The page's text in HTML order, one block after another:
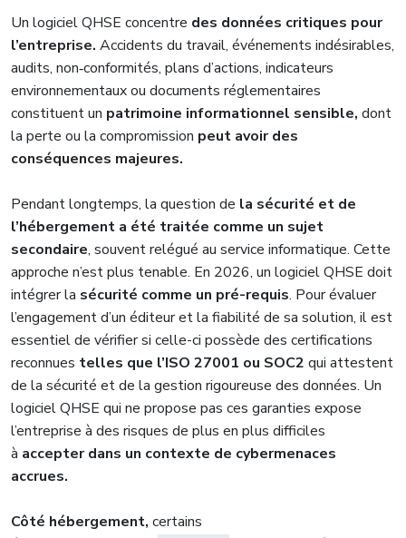
Un logiciel QHSE concentre des données critiques pour
l’entreprise. Accidents du travail, événements indésirables,
audits, non‑conformités, plans d’actions, indicateurs
environnementaux ou documents réglementaires
constituent un patrimoine informationnel sensible, dont
la perte ou la compromission peut avoir des
conséquences majeures.
Pendant longtemps, la question de la sécurité et de
l’hébergement a été traitée comme un sujet
secondaire, souvent relégué au service informatique. Cette
approche n’est plus tenable. En 2026, un logiciel QHSE doit
intégrer la sécurité comme un pré-requis. Pour évaluer
l’engagement d’un éditeur et la fiabilité de sa solution, il est
essentiel de vérifier si celle-ci possède des certifications
reconnues telles que l’ISO 27001 ou SOC2 qui attestent
de la sécurité et de la gestion rigoureuse des données. Un
logiciel QHSE qui ne propose pas ces garanties expose
l’entreprise à des risques de plus en plus difficiles
à accepter dans un contexte de cybermenaces
accrues.
Côté hébergement, certains